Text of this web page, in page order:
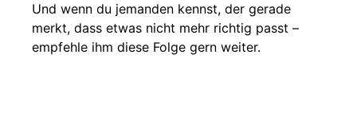
Und wenn du jemanden kennst, der gerade
merkt, dass etwas nicht mehr richtig passt –
empfehle ihm diese Folge gern weiter.